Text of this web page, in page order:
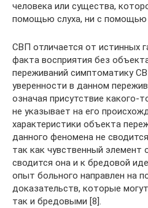
человека или существа,
помощью слуха, ни с помощью
СВП отличается от истинных
факта восприятия без
переживаний симптоматику
уверенности в данном
означая присутствие какого-
не указывает на его
характеристики объекта
данного феномена не
так как чувственный элемент
сводится она и к бредовой
опыт больного направлен на
доказательств, которые
так и бредовыми [8].